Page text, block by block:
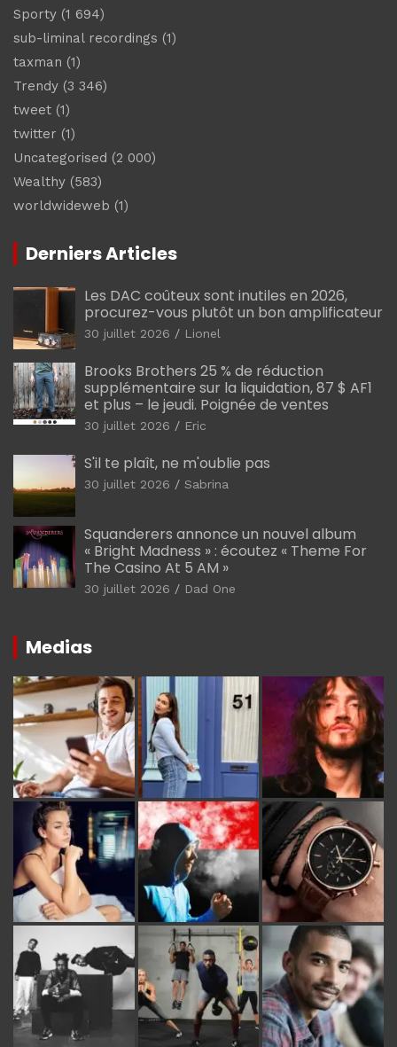
Sporty (1 694)
sub-liminal recordings (1)
taxman (1)
Trendy (3 346)
tweet (1)
twitter (1)
Uncategorised (2 000)
Wealthy (583)
worldwideweb (1)
Derniers Articles
Les DAC coûteux sont inutiles en 2026,
procurez-vous plutôt un bon amplificateur
30 juillet 2026 Lionel
Brooks Brothers 25 % de réduction
supplémentaire sur la liquidation, 87 $ AF1
et plus – le jeudi. Poignée de ventes
30 juillet 2026 Eric
S'il te plaît, ne m'oublie pas
30 juillet 2026 Sabrina
Squanderers annonce un nouvel album
« Bright Madness » : écoutez « Theme For
The Casino At 5 AM »
30 juillet 2026 Dad One
Medias